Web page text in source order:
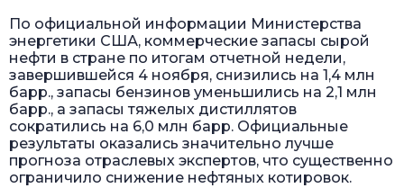
По официальной информации Министерства
энергетики США, коммерческие запасы сырой
нефти в стране по итогам отчетной недели,
завершившейся 4 ноября, снизились на 1,4 млн
барр., запасы бензинов уменьшились на 2,1 млн
барр., а запасы тяжелых дистиллятов
сократились на 6,0 млн барр. Официальные
результаты оказались значительно лучше
прогноза отраслевых экспертов, что существенно
ограничило снижение нефтяных котировок.